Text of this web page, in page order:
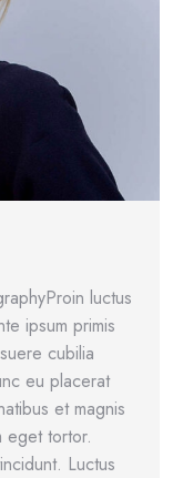
luctus
ipsum primis
cubilia
eu placerat
et magnis
eget tortor.
Luctus